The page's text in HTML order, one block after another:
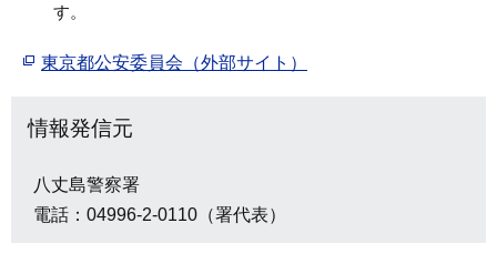
す。
東京都公安委員会（外部サイト）
情報発信元
八丈島警察署
電話：04996-2-0110（署代表）